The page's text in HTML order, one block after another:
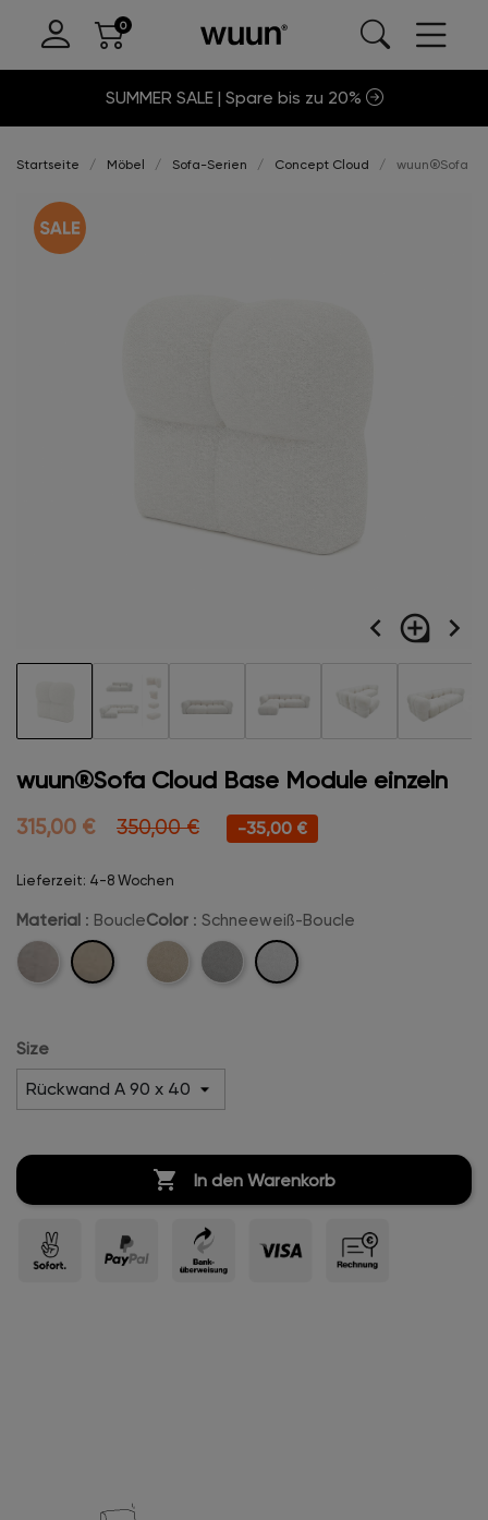
SUMMER SALE | Spare bis zu 20%
Startseite Möbel Sofa-Serien Concept Cloud wuun®Sofa
navigate_before loupe navigate_next
wuun®Sofa Cloud Base Module einzeln
315,00 € 350,00 € -35,00 €
Lieferzeit: 4-8 Wochen
Material : Boucle
Velvet Boucle
Color : Schneeweiß-Boucle
Beige-
Hellgrau-Schneeweiß-
Boucle
Size
 In den Warenkorb